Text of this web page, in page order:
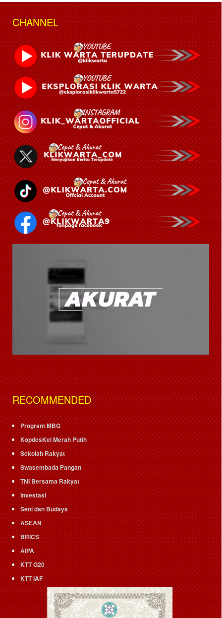
CHANNEL
RECOMMENDED
Program MBG
KopdesKel Merah Putih
Sekolah Rakyat
Swasembada Pangan
TNI Bersama Rakyat
Investasi
Seni dan Budaya
ASEAN
BRICS
AIPA
KTT G20
KTT IAF